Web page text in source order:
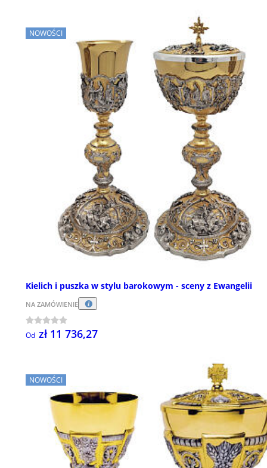
NOWOŚCI
Kielich i puszka w stylu barokowym - sceny z Ewangelii
NA ZAMÓWIENIE
Od zł 11 736,27
NOWOŚCI